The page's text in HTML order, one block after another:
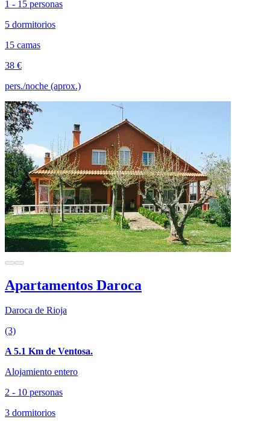
1 - 15 personas
5 dormitorios
15 camas
38 €
pers./noche (aprox.)
Apartamentos Daroca
Daroca de Rioja
(3)
A 5.1 Km de Ventosa.
Alojamiento entero
2 - 10 personas
3 dormitorios